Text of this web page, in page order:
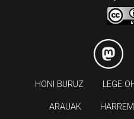
HONI BURUZ LEGE
ARAUAK